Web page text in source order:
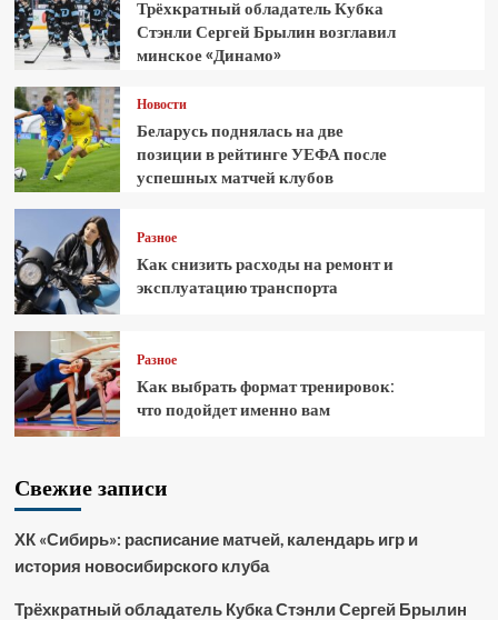
Трёхкратный обладатель Кубка
Стэнли Сергей Брылин возглавил
минское «Динамо»
Новости
Беларусь поднялась на две
позиции в рейтинге УЕФА после
успешных матчей клубов
Разное
Как снизить расходы на ремонт и
эксплуатацию транспорта
Разное
Как выбрать формат тренировок:
что подойдет именно вам
Свежие записи
ХК «Сибирь»: расписание матчей, календарь игр и
история новосибирского клуба
Трёхкратный обладатель Кубка Стэнли Сергей Брылин